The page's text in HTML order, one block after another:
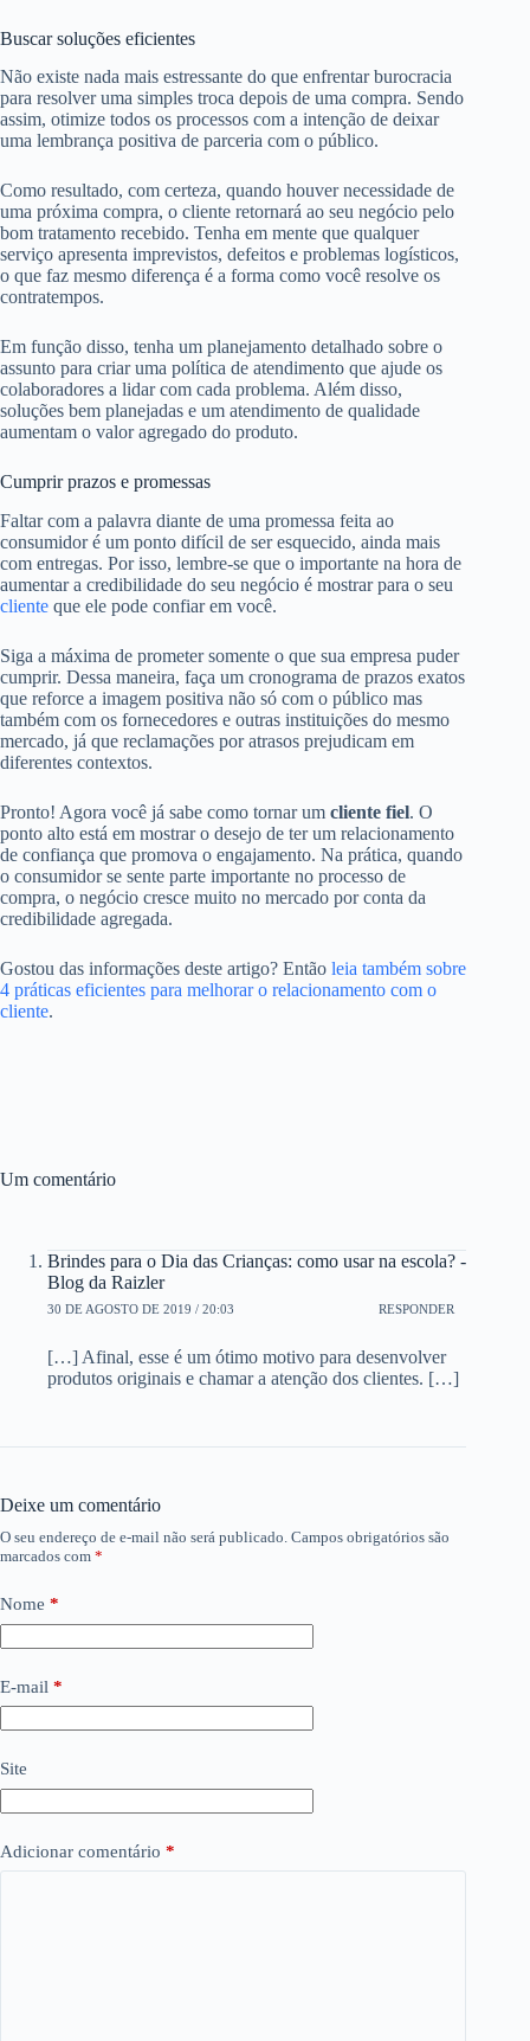
Buscar soluções eficientes
Não existe nada mais estressante do que enfrentar burocracia
para resolver uma simples troca depois de uma compra. Sendo
assim, otimize todos os processos com a intenção de deixar
uma lembrança positiva de parceria com o público.
Como resultado, com certeza, quando houver necessidade de
uma próxima compra, o cliente retornará ao seu negócio pelo
bom tratamento recebido. Tenha em mente que qualquer
serviço apresenta imprevistos, defeitos e problemas logísticos,
o que faz mesmo diferença é a forma como você resolve os
contratempos.
Em função disso, tenha um planejamento detalhado sobre o
assunto para criar uma política de atendimento que ajude os
colaboradores a lidar com cada problema. Além disso,
soluções bem planejadas e um atendimento de qualidade
aumentam o valor agregado do produto.
Cumprir prazos e promessas
Faltar com a palavra diante de uma promessa feita ao
consumidor é um ponto difícil de ser esquecido, ainda mais
com entregas. Por isso, lembre-se que o importante na hora de
aumentar a credibilidade do seu negócio é mostrar para o seu
cliente que ele pode confiar em você.
Siga a máxima de prometer somente o que sua empresa puder
cumprir. Dessa maneira, faça um cronograma de prazos exatos
que reforce a imagem positiva não só com o público mas
também com os fornecedores e outras instituições do mesmo
mercado, já que reclamações por atrasos prejudicam em
diferentes contextos.
Pronto! Agora você já sabe como tornar um cliente fiel. O
ponto alto está em mostrar o desejo de ter um relacionamento
de confiança que promova o engajamento. Na prática, quando
o consumidor se sente parte importante no processo de
compra, o negócio cresce muito no mercado por conta da
credibilidade agregada.
Gostou das informações deste artigo? Então leia também sobre
4 práticas eficientes para melhorar o relacionamento com o
cliente.
Um comentário
Brindes para o Dia das Crianças: como usar na escola? -
Blog da Raizler
30 DE AGOSTO DE 2019 / 20:03 RESPONDER
[…] Afinal, esse é um ótimo motivo para desenvolver
produtos originais e chamar a atenção dos clientes. […]
Deixe um comentário
O seu endereço de e-mail não será publicado. Campos obrigatórios são
marcados com *
Nome *
E-mail *
Site
Adicionar comentário *